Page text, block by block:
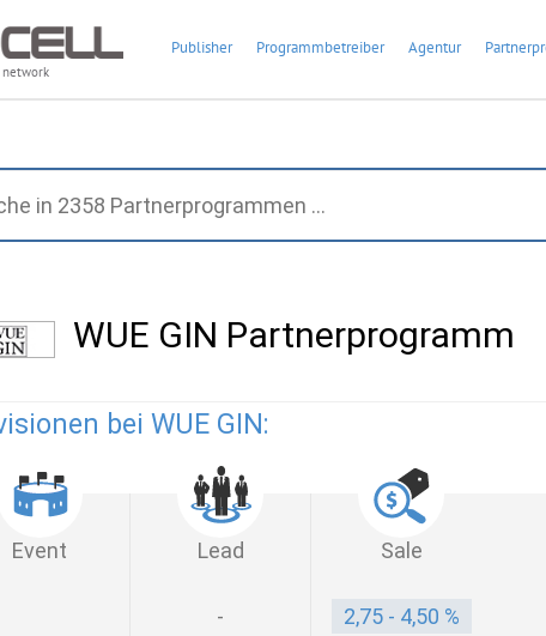
Publisher Programmbetreiber Agentur
WUE GIN Partnerprogramm
bei WUE GIN:
Event Lead Sale
-
2,75 - 4,50 %